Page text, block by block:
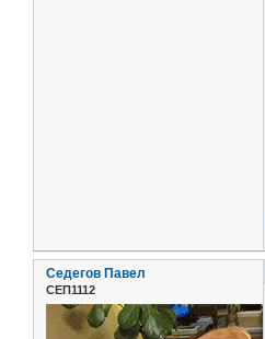
Седегов Павел
СЕП1112